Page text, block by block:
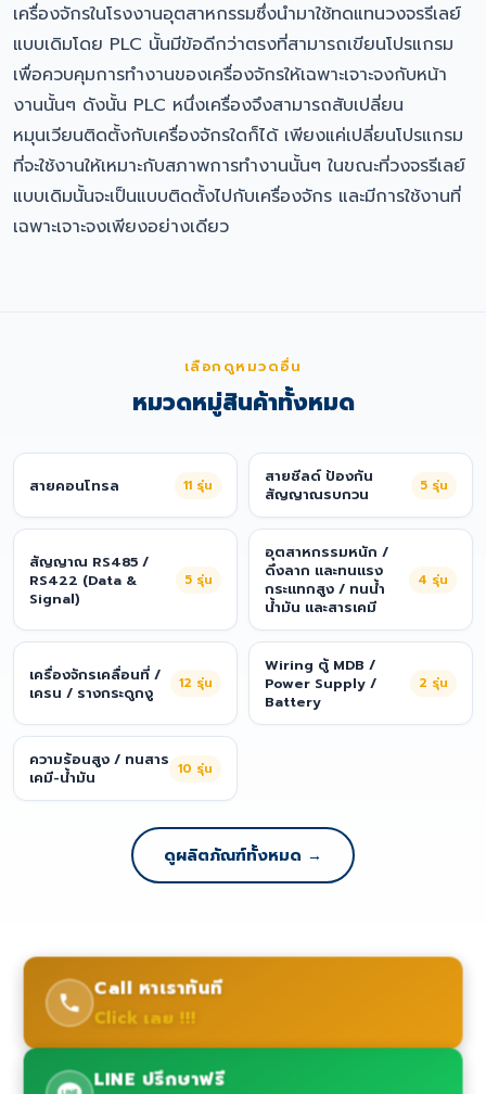
เครื่องจักรในโรงงานอุตสาหกรรมซึ่งนำมาใช้ทดแทนวงจรรีเลย์
แบบเดิมโดย PLC นั้นมีข้อดีกว่าตรงที่สามารถเขียนโปรแกรม
เพื่อควบคุมการทำงานของเครื่องจักรให้เฉพาะเจาะจงกับหน้า
งานนั้นๆ ดังนั้น PLC หนึ่งเครื่องจึงสามารถสับเปลี่ยน
หมุนเวียนติดตั้งกับเครื่องจักรใดก็ได้ เพียงแค่เปลี่ยนโปรแกรม
ที่จะใช้งานให้เหมาะกับสภาพการทำงานนั้นๆ ในขณะที่วงจรรีเลย์
แบบเดิมนั้นจะเป็นแบบติดตั้งไปกับเครื่องจักร และมีการใช้งานที่
เฉพาะเจาะจงเพียงอย่างเดียว
เลือกดูหมวดอื่น
หมวดหมู่สินค้าทั้งหมด
สายคอนโทรล 11 รุ่น
สายชีลด์ ป้องกัน
สัญญาณรบกวน
5 รุ่น
สัญญาณ RS485 /
RS422 (Data &
Signal)
5 รุ่น
อุตสาหกรรมหนัก /
ดึงลาก และทนแรง
กระแทกสูง / ทนน้ำ
น้ำมัน และสารเคมี
4 รุ่น
เครื่องจักรเคลื่อนที่ /
เครน / รางกระดูกงู
12 รุ่น
Wiring ตู้ MDB /
Power Supply /
Battery
2 รุ่น
ความร้อนสูง / ทนสาร
เคมี-น้ำมัน
10 รุ่น
ดูผลิตภัณฑ์ทั้งหมด →
Call หาเราทันที
Click เลย !!!
LINE ปรึกษาฟรี